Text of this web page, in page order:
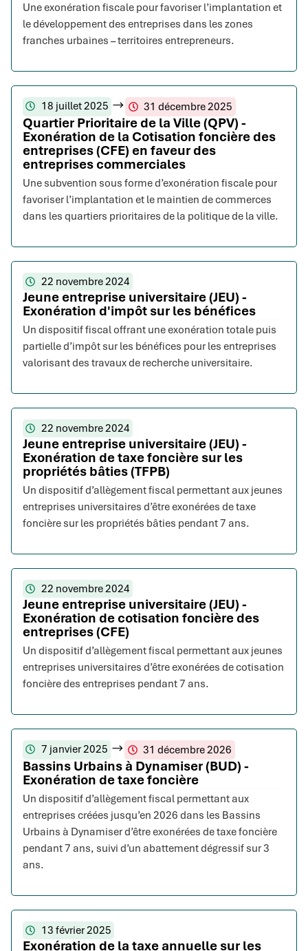
Une exonération fiscale pour favoriser l’implantation et
le développement des entreprises dans les zones
franches urbaines – territoires entrepreneurs.
18 juillet 2025 31 décembre 2025
Quartier Prioritaire de la Ville (QPV) -
Exonération de la Cotisation foncière des
entreprises (CFE) en faveur des
entreprises commerciales
Une subvention sous forme d’exonération fiscale pour
favoriser l’implantation et le maintien de commerces
dans les quartiers prioritaires de la politique de la ville.
22 novembre 2024
Jeune entreprise universitaire (JEU) -
Exonération d'impôt sur les bénéfices
Un dispositif fiscal offrant une exonération totale puis
partielle d’impôt sur les bénéfices pour les entreprises
valorisant des travaux de recherche universitaire.
22 novembre 2024
Jeune entreprise universitaire (JEU) -
Exonération de taxe foncière sur les
propriétés bâties (TFPB)
Un dispositif d’allègement fiscal permettant aux jeunes
entreprises universitaires d’être exonérées de taxe
foncière sur les propriétés bâties pendant 7 ans.
22 novembre 2024
Jeune entreprise universitaire (JEU) -
Exonération de cotisation foncière des
entreprises (CFE)
Un dispositif d’allègement fiscal permettant aux jeunes
entreprises universitaires d’être exonérées de cotisation
foncière des entreprises pendant 7 ans.
7 janvier 2025 31 décembre 2026
Bassins Urbains à Dynamiser (BUD) -
Exonération de taxe foncière
Un dispositif d’allègement fiscal permettant aux
entreprises créées jusqu’en 2026 dans les Bassins
Urbains à Dynamiser d’être exonérées de taxe foncière
pendant 7 ans, suivi d’un abattement dégressif sur 3
ans.
13 février 2025
Exonération de la taxe annuelle sur les